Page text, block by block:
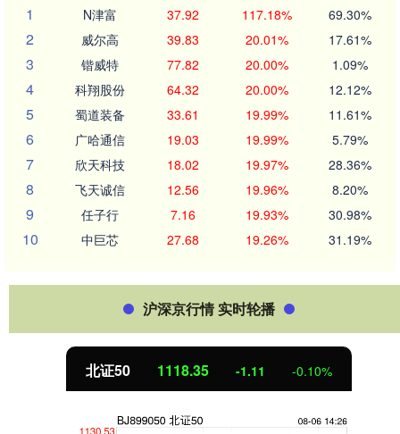
1
N津富 37.92 117.18% 69.30%
2 威尔高 39.83 20.01% 17.61%
3 锴威特 77.82 20.00% 1.09%
4 科翔股份 64.32 20.00% 12.12%
5 蜀道装备 33.61 19.99% 11.61%
6 广哈通信 19.03 19.99% 5.79%
7 欣天科技 18.02 19.97% 28.36%
8 飞天诚信 12.56 19.96% 8.20%
9 任子行 7.16 19.93% 30.98%
10 中巨芯 27.68 19.26% 31.19%
沪深京行情 实时轮播
北证50 1118.35 -1.11 -0.10%